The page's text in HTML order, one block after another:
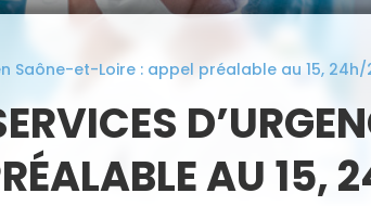
Saône-et-Loire : appel préalable au 15, 24h/
AU 15,